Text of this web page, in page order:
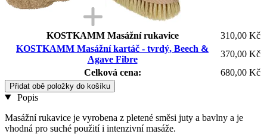
KOSTKAMM Masážní rukavice
310,00 Kč
KOSTKAMM Masážní kartáč - tvrdý, Beech &
Agave Fibre
370,00 Kč
Celková cena:
680,00 Kč
Přidat obě položky do košíku
Popis
Masážní rukavice je vyrobena z pletené směsi juty a bavlny a je
vhodná pro suché použití i intenzivní masáže.